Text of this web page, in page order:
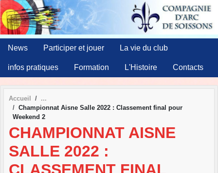
News Participer et jouer La vie du club
infos pratiques Formation L'Histoire Contacts
Accueil
Championnat Aisne Salle 2022 : Classement final pour
Weekend 2
CHAMPIONNAT AISNE
SALLE 2022 :
Panneau de gestion des cookies